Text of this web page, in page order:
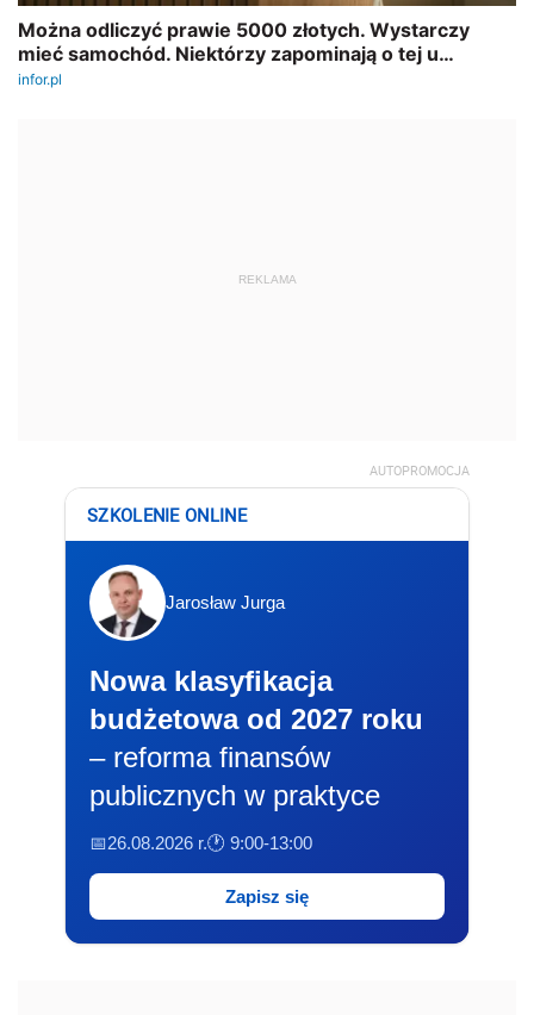
REKLAMA
AUTOPROMOCJA
SZKOLENIE ONLINE
Jarosław Jurga
Nowa klasyfikacja
budżetowa od 2027 roku
– reforma finansów
publicznych w praktyce
📅26.08.2026 r.🕐 9:00-13:00
Zapisz się